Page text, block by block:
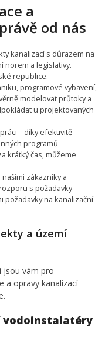
a
od nás
kanalizací s důrazem na
norem a legislativy.
republice.
programové vybavení,
modelovat průtoky a
u projektovaných
– díky efektivitě
programů
krátký čas, můžeme
zákazníky a
s požadavky
požadavky na kanalizační
a území
jsou vám pro
a opravy kanalizací
vodoinstalatéry